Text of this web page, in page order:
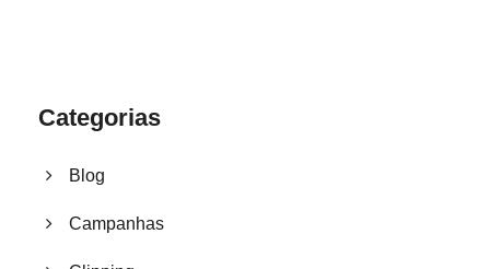
Categorias
Blog
Campanhas